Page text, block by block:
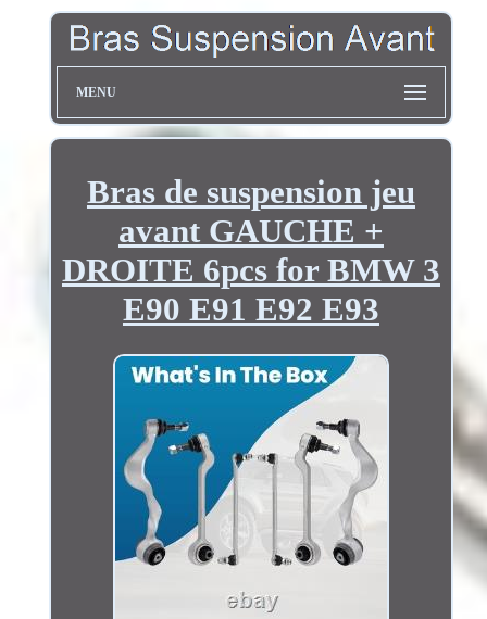
MENU
Bras de suspension jeu
avant GAUCHE +
DROITE 6pcs for BMW 3
E90 E91 E92 E93